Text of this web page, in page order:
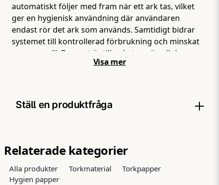
automatiskt följer med fram när ett ark tas, vilket
ger en hygienisk användning där användaren
endast rör det ark som används. Samtidigt bidrar
systemet till kontrollerad förbrukning och minskat
pappersspill. Pappret är tillverkat av vit cellulosa,
vilket ger en mjuk känsla och god
färre ark. Handdukspappret är avsett för
dispensersystem för multifold-handdukar (H2) och
miljöer där hygien och driftsäkerhet är viktigt.
Förpackningen innehåller 4 830 ark, vilket gör
produkten till ett praktiskt och ekonomiskt
alternativ för verksamheter med kontinuerlig
Visa mer
Ställ en produktfråga
Relaterade kategorier
Alla produkter Torkmaterial
Torkpapper
Hygien papper